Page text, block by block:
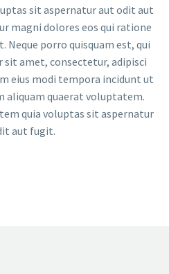
sit aspernatur aut odit aut
magni dolores eos qui ratione
Neque porro quisquam est, qui
sit amet, consectetur, adipisci
eius modi tempora incidunt ut
aliquam quaerat voluptatem.
quia voluptas sit aspernatur
aut fugit.